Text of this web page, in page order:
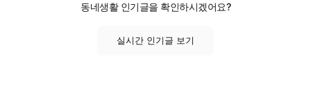
동네생활 인기글을 확인하시겠어요?
실시간 인기글 보기